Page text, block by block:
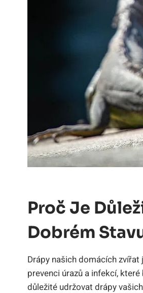
Proč Je
Dobrém
Drápy našich domácích
prevenci úrazů a infekcí,
důležité udržovat drápy